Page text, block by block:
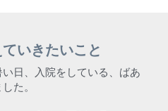
いきたいこと
日、入院をしている、ばあ
た。